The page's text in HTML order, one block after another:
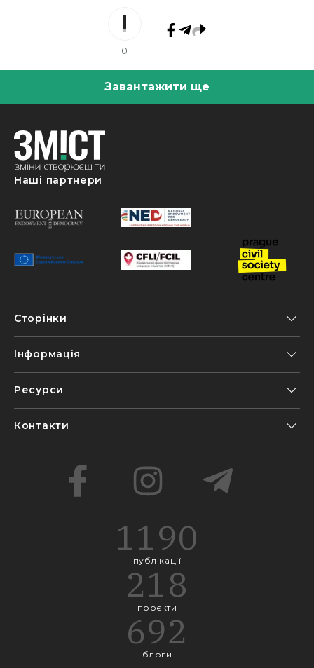
0
Завантажити ще
Наші партнери
Сторінки
Інформація
Ресурси
Контакти
1190
публікації
218
проєкти
692
блоги